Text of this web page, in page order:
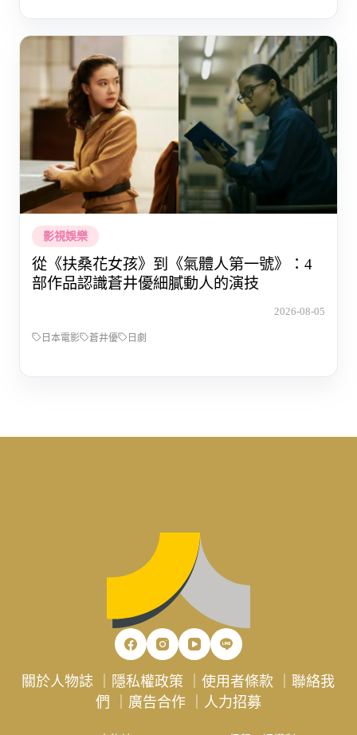
影視娛樂
從《扶桑花女孩》到《氣體人第一號》：4
部作品認識蒼井優細膩動人的演技
2026-08-05
日本電影 蒼井優 日劇
關於人物誌 隱私權政策 ｜使用者條款 ｜聯絡我
們
廣告合作｜ 人力招募